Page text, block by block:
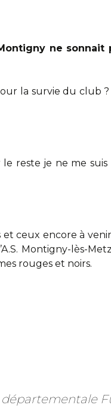
ne sonnait
la survie du club
reste je ne me suis
ceux encore à
Montigny-lès-
rouges et noirs.